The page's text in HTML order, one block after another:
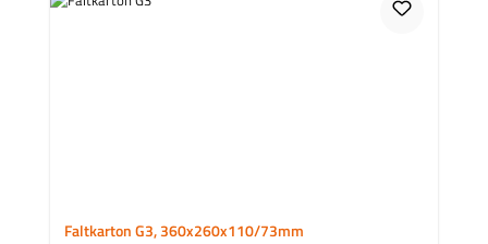
Faltkarton G3, 360x260x110/73mm